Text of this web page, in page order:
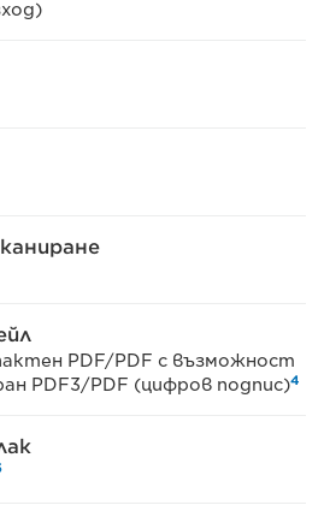
PDF/PDF с възможност
PDF3/PDF (цифров подпис)4